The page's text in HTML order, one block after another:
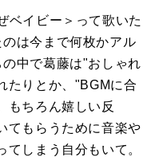
ベイビー＞って歌いた
は今まで何枚かアル
中で葛藤は"おしゃれ
たりとか、"BGMに合
もちろん嬉しい反
てもらうために音楽や
しまう自分もいて。